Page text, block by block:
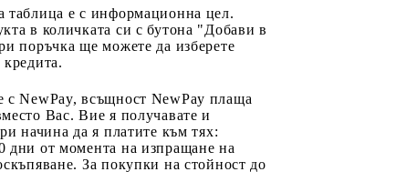
таблица е с информационна цел.
в количката си с бутона "Добави в
поръчка ще можете да изберете
с NewPay, всъщност NewPay плаща
Вас. Вие я получавате и
начина да я платите към тях:
дни от момента на изпращане на
За покупки на стойност до